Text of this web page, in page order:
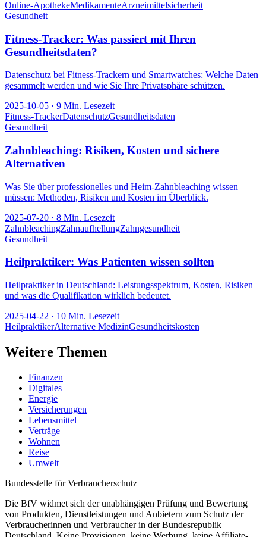
Online-ApothekeMedikamenteArzneimittelsicherheit
Gesundheit
Fitness-Tracker: Was passiert mit Ihren
Gesundheitsdaten?
Datenschutz bei Fitness-Trackern und Smartwatches: Welche Daten
gesammelt werden und wie Sie Ihre Privatsphäre schützen.
2025-10-05 · 9 Min. Lesezeit
Fitness-TrackerDatenschutzGesundheitsdaten
Gesundheit
Zahnbleaching: Risiken, Kosten und sichere
Alternativen
Was Sie über professionelles und Heim-Zahnbleaching wissen
müssen: Methoden, Risiken und Kosten im Überblick.
2025-07-20 · 8 Min. Lesezeit
ZahnbleachingZahnaufhellungZahngesundheit
Gesundheit
Heilpraktiker: Was Patienten wissen sollten
Heilpraktiker in Deutschland: Leistungsspektrum, Kosten, Risiken
und was die Qualifikation wirklich bedeutet.
2025-04-22 · 10 Min. Lesezeit
HeilpraktikerAlternative MedizinGesundheitskosten
Weitere Themen
Finanzen
Digitales
Energie
Versicherungen
Lebensmittel
Verträge
Wohnen
Reise
Umwelt
Bundesstelle für Verbraucherschutz
Die BfV widmet sich der unabhängigen Prüfung und Bewertung
von Produkten, Dienstleistungen und Anbietern zum Schutz der
Verbraucherinnen und Verbraucher in der Bundesrepublik